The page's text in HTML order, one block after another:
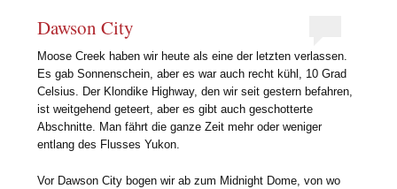
Dawson City
Moose Creek haben wir heute als eine der letzten verlassen.
Es gab Sonnenschein, aber es war auch recht kühl, 10 Grad
Celsius. Der Klondike Highway, den wir seit gestern befahren,
ist weitgehend geteert, aber es gibt auch geschotterte
Abschnitte. Man fährt die ganze Zeit mehr oder weniger
entlang des Flusses Yukon.
Vor Dawson City bogen wir ab zum Midnight Dome, von wo